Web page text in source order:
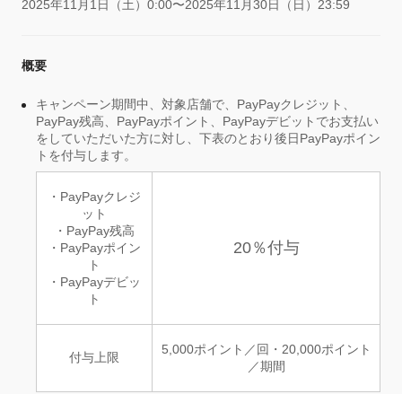
2025年11月1日（土）0:00〜2025年11月30日（日）23:59
概要
キャンペーン期間中、対象店舗で、PayPayクレジット、
PayPay残高、PayPayポイント、PayPayデビットでお支払い
をしていただいた方に対し、下表のとおり後日PayPayポイン
トを付与します。
・PayPayクレジ
ット
・PayPay残高
・PayPayポイン
ト
・PayPayデビッ
ト
20％付与
付与上限
5,000ポイント／回・20,000ポイント
／期間